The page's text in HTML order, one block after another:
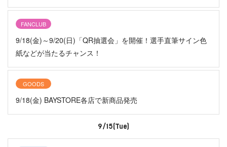
FANCLUB
9/18(金)～9/20(日)「QR抽選会」を開催！選手直筆サイン色
紙などが当たるチャンス！
GOODS
9/18(金) BAYSTORE各店で新商品発売
9/15(Tue)